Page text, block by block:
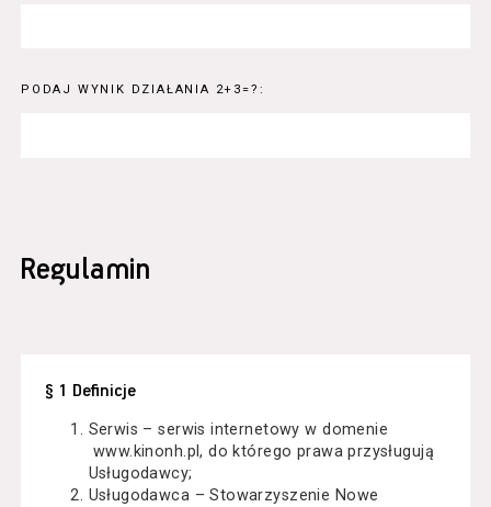
PODAJ WYNIK DZIAŁANIA 2+3=?:
Regulamin
§ 1 Definicje
Serwis – serwis internetowy w domenie
www.kinonh.pl, do którego prawa przysługują
Usługodawcy;
Usługodawca – Stowarzyszenie Nowe